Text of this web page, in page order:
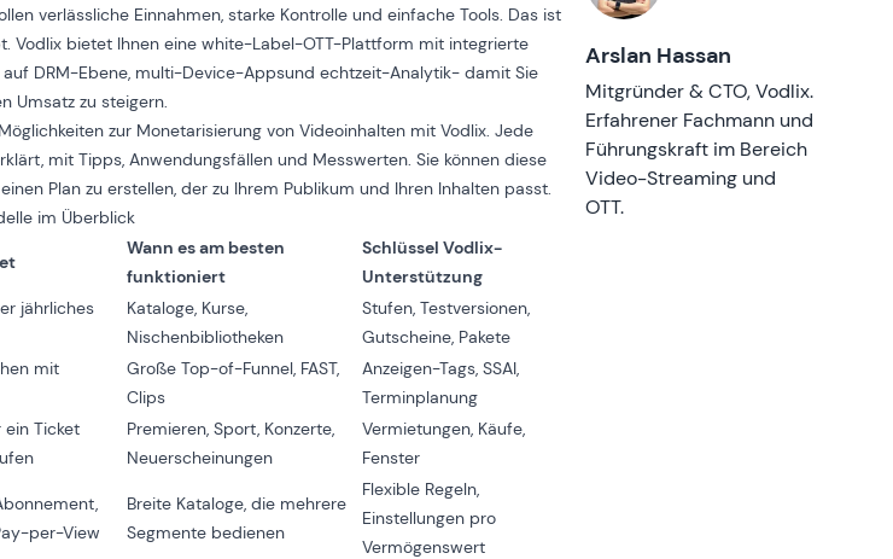
verlässliche Einnahmen, starke Kontrolle und einfache Tools. Das ist
Vodlix bietet Ihnen einewhite-Label-OTT-Plattform mit integrierte
DRM-Ebene, multi-Device-Appsundechtzeit-Analytik- damit Sie
Umsatz zu steigern.
zur Monetarisierung von Videoinhalten mit Vodlix. Jede
mit Tipps, Anwendungsfällen und Messwerten. Sie können diese
Plan zu erstellen, der zu Ihrem Publikum und Ihren Inhalten passt.
im Überblick
Wann es am besten
funktioniert
Schlüssel Vodlix-
Unterstützung
jährliches
Kataloge, Kurse,
Nischenbibliotheken
Stufen, Testversionen,
Gutscheine, Pakete
mit
Große Top-of-Funnel, FAST,
Clips
Anzeigen-Tags, SSAI,
Terminplanung
ein Ticket
Premieren, Sport, Konzerte,
Neuerscheinungen
Vermietungen, Käufe,
Fenster
per-View
Breite Kataloge, die mehrere
Segmente bedienen
Flexible Regeln,
Einstellungen pro
Vermögenswert
Arslan Hassan
Mitgründer & CTO, Vodlix.
Erfahrener Fachmann und
Führungskraft im Bereich
Video-Streaming und
OTT.